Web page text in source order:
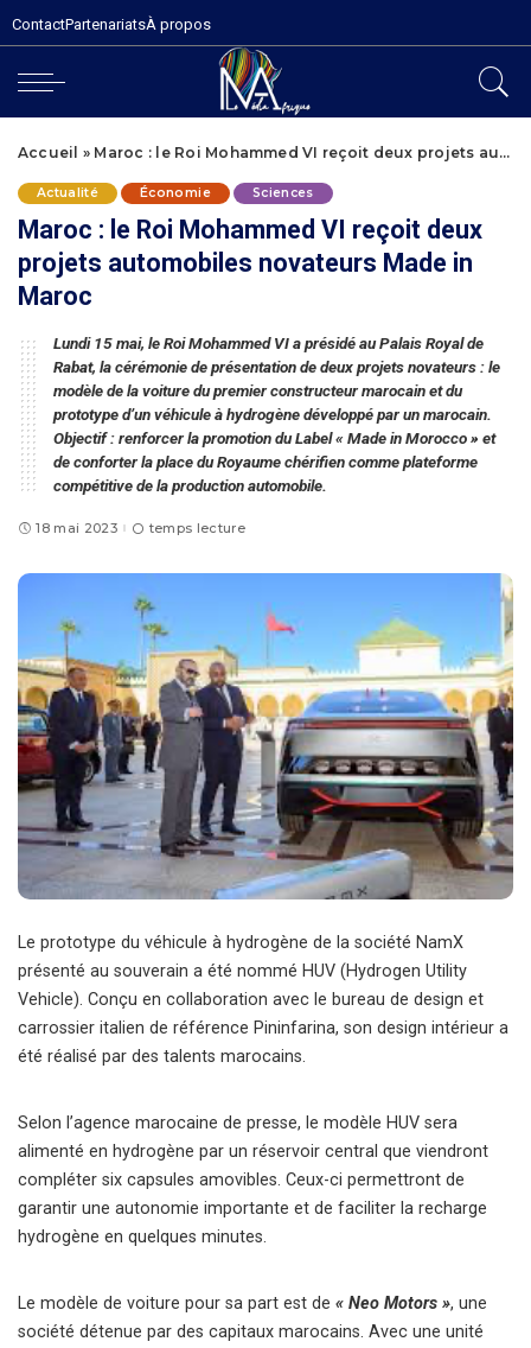
ContactPartenariatsÀ propos
Accueil » Maroc : le Roi Mohammed VI reçoit deux projets automobiles novateurs Made in Maroc
Actualité Économie Sciences
Maroc : le Roi Mohammed VI reçoit deux
projets automobiles novateurs Made in
Maroc
Lundi 15 mai, le Roi Mohammed VI a présidé au Palais Royal de
Rabat, la cérémonie de présentation de deux projets novateurs : le
modèle de la voiture du premier constructeur marocain et du
prototype d’un véhicule à hydrogène développé par un marocain.
Objectif : renforcer la promotion du Label « Made in Morocco » et
de conforter la place du Royaume chérifien comme plateforme
compétitive de la production automobile.
18 mai 2023 temps lecture
Le prototype du véhicule à hydrogène de la société NamX
présenté au souverain a été nommé HUV (Hydrogen Utility
Vehicle). Conçu en collaboration avec le bureau de design et
carrossier italien de référence Pininfarina, son design intérieur a
été réalisé par des talents marocains.
Selon l’agence marocaine de presse, le modèle HUV sera
alimenté en hydrogène par un réservoir central que viendront
compléter six capsules amovibles. Ceux-ci permettront de
garantir une autonomie importante et de faciliter la recharge
hydrogène en quelques minutes.
Le modèle de voiture pour sa part est de « Neo Motors », une
société détenue par des capitaux marocains. Avec une unité